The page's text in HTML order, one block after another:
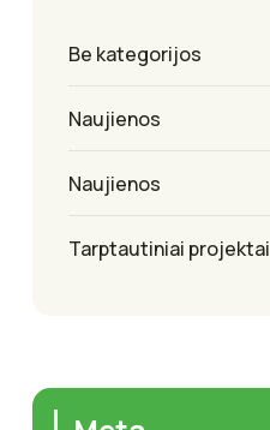
Be kategorijos
Naujienos
Naujienos
Tarptautiniai projektai